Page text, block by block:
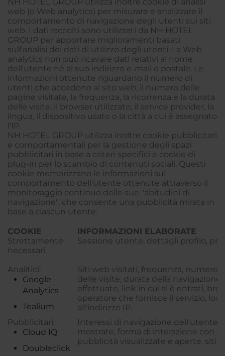
web (o Web analytics) per misurare e analizzare il
comportamento di navigazione degli utenti sui siti
web. I dati raccolti sono utilizzati da NH HOTEL
GROUP per apportare miglioramenti basati
sull'analisi dei dati di utilizzo degli utenti. La Web
analytics non può ricavare dati relativi al nome
dell'utente né al suo indirizzo e-mail o postale. Le
informazioni ottenute riguardano il numero di
utenti che accedono al sito web, il numero delle
pagine visitate, la frequenza, la ricorrenza e la durata
delle visite, il browser utilizzato, il service provider, la
lingua, il dispositivo usato o la città a cui è assegnato
l'IP.
NH HOTEL GROUP utilizza inoltre cookie pubblicitari
e comportamentali per la gestione degli spazi
pubblicitari in base a criteri specifici e cookie di
plug-in per lo scambio di contenuti sociali. Questi
cookie memorizzano le informazioni sul
comportamento dell'utente ottenute attraverso il
monitoraggio continuo delle sue "abitudini di
navigazione", che consente una pubblicità mirata in
base a ciascun utente.
COOKIE
INFORMAZIONI ELABORATE
Strettamente
necessari
Sessione utente, dettagli profilo,
Analitici:
Google
Analytics
Tealium
Siti web visitati, frequenza, numero
delle visite, durata della
effettuate, link in cui si è entrati,
operatore che fornisce il servizio,
all'indirizzo IP.
Pubblicitari:
Cloud IQ
Doubleclick
Interessi di navigazione dell'utente,
mostrate, forma di interazione con il
pubblicità visualizzate e aperte, siti